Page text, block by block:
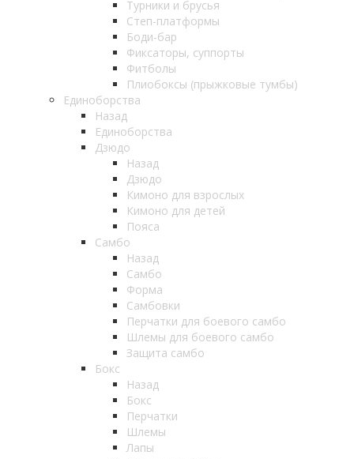
Турники и брусья
Степ-платформы
Боди-бар
Фиксаторы, суппорты
Фитболы
Плиобоксы (прыжковые тумбы)
Единоборства
Назад
Единоборства
Дзюдо
Назад
Дзюдо
Кимоно для взрослых
Кимоно для детей
Пояса
Самбо
Назад
Самбо
Форма
Самбовки
Перчатки для боевого самбо
Шлемы для боевого самбо
Защита самбо
Бокс
Назад
Бокс
Перчатки
Шлемы
Лапы